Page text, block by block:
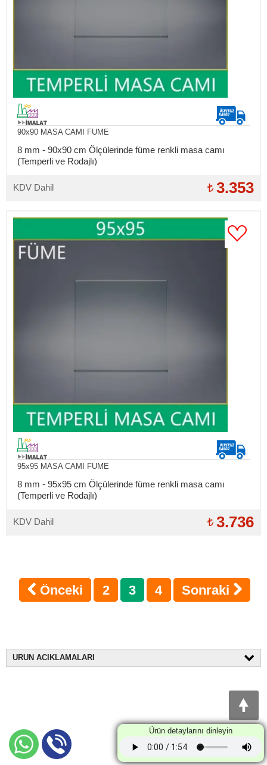
90x90 MASA CAMI FUME
8 mm - 90x90 cm Ölçülerinde füme renkli masa camı
(Temperli ve Rodajlı)
KDV Dahil 3.353
95x95 MASA CAMI FUME
8 mm - 95x95 cm Ölçülerinde füme renkli masa camı
(Temperli ve Rodajlı)
KDV Dahil 3.736
Önceki 2 3 4 Sonraki
URUN ACIKLAMALARI
Ürün detaylarını dinleyin